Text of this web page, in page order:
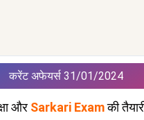
करेंट अफेयर्स 31/01/2024
और Sarkari Exam की